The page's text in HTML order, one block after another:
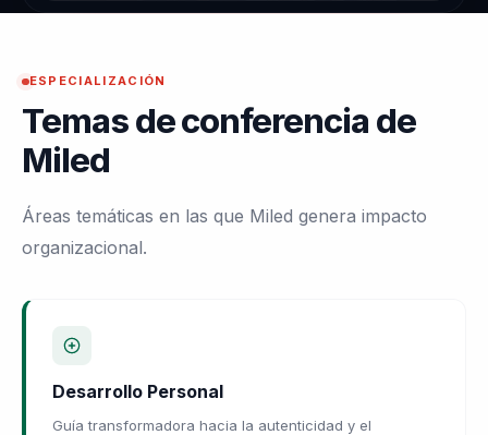
ESPECIALIZACIÓN
Temas de conferencia de
Miled
Áreas temáticas en las que Miled genera impacto
organizacional.
Desarrollo Personal
Guía transformadora hacia la autenticidad y el